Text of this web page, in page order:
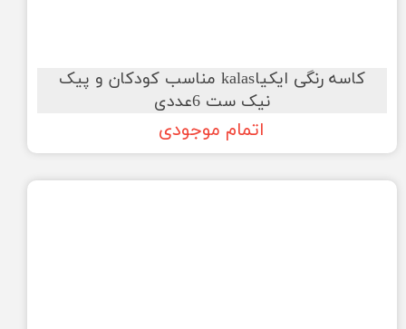
کاسه رنگی ایکیاkalas مناسب کودکان و پیک
نیک ست 6عددی
اتمام موجودی